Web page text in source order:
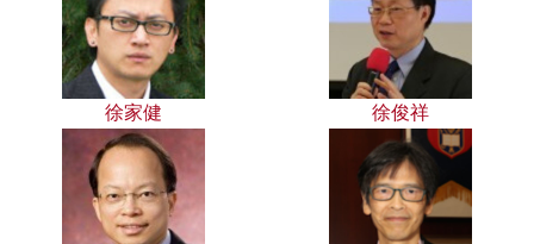
徐家健 徐俊祥